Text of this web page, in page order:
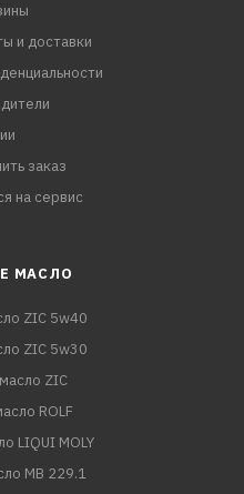
и доставки
заказ
на сервис
МАСЛО
ZIC 5w40
ZIC 5w30
ZIC
ROLF
LIQUI MOLY
MB 229.1